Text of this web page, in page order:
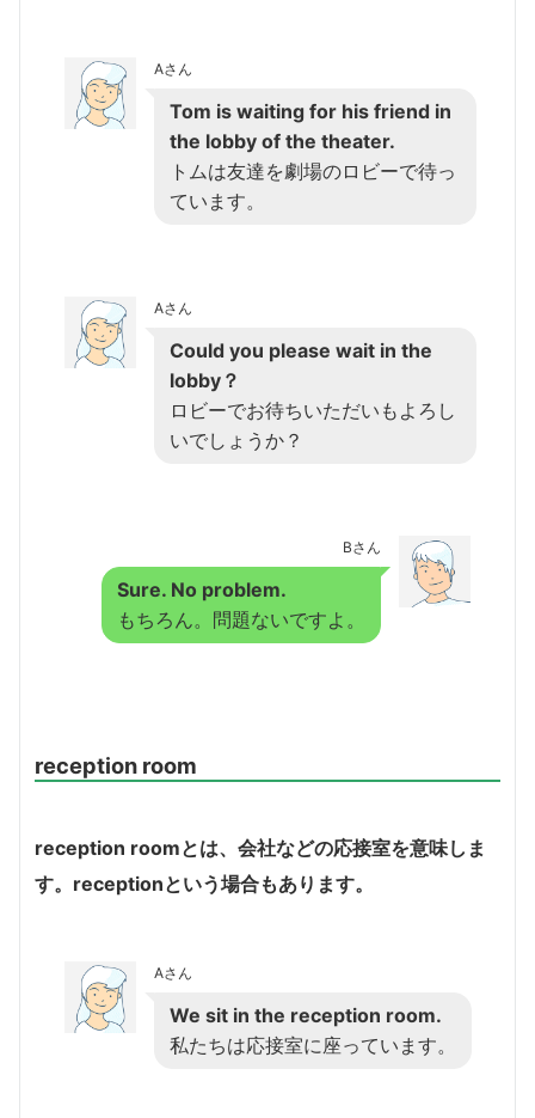
Aさん
Tom is waiting for his friend in
the lobby of the theater.
トムは友達を劇場のロビーで待っ
ています。
Aさん
Could you please wait in the
lobby？
ロビーでお待ちいただいもよろし
いでしょうか？
Bさん
Sure. No problem.
もちろん。問題ないですよ。
reception room
reception roomとは、会社などの応接室を意味しま
す。 receptionという場合もあります。
Aさん
We sit in the reception room.
私たちは応接室に座っています。